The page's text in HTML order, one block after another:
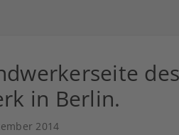
in Berlin.
2014